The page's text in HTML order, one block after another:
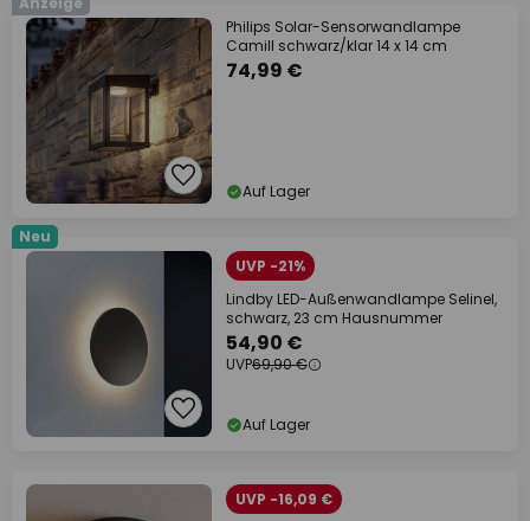
Philips Solar-Sensorwandlampe
Camill schwarz/klar 14 x 14 cm
74,99 €
Auf Lager
Neu
UVP -21%
Lindby LED-Außenwandlampe Selinel,
schwarz, 23 cm Hausnummer
54,90 €
UVP69,90 €
Auf Lager
UVP -16,09 €